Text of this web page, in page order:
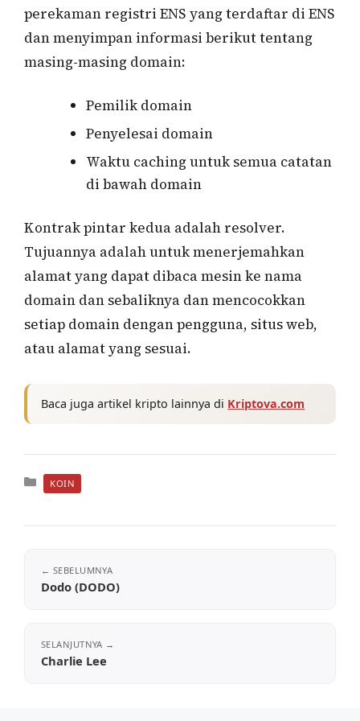
perekaman registri ENS yang terdaftar di ENS
dan menyimpan informasi berikut tentang
masing-masing domain:
Pemilik domain
Penyelesai domain
Waktu caching untuk semua catatan
di bawah domain
Kontrak pintar kedua adalah resolver.
Tujuannya adalah untuk menerjemahkan
alamat yang dapat dibaca mesin ke nama
domain dan sebaliknya dan mencocokkan
setiap domain dengan pengguna, situs web,
atau alamat yang sesuai.
Baca juga artikel kripto lainnya di Kriptova.com
Kategori
KOIN
Dodo (DODO)
Charlie Lee